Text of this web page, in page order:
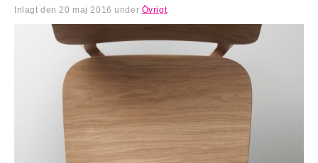
Inlagt den 20 maj 2016 under Övrigt.